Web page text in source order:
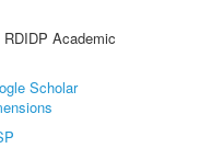
Academic
Scholar